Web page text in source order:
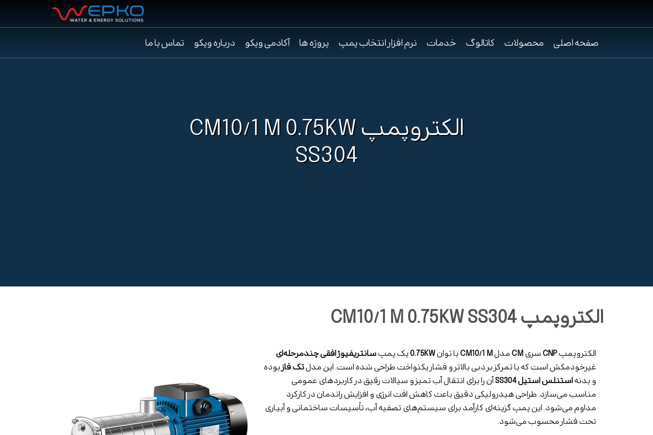
صفحه اصلی محصولات کاتالوگ خدمات نرم افزار انتخاب پمپ پروژه ها آکادمی وپکو درباره وپکو تماس با ما
الکتروپمپ CM10/1 M 0.75KW
SS304
الکتروپمپ CM10/1 M 0.75KW SS304
الکتروپمپCNPسریCMمدلCM10/1 Mبا توان0.75KWیک پمپسانتریفیوژ افقی چندمرحله‌ای
غیرخودمکش است که با تمرکز بر دبی بالاتر و فشار یکنواخت طراحی شده است. این مدلتک فازبوده
و بدنهاستنلس استیل SS304
آن را برای انتقال آب تمیز و سیالات رقیق در کاربردهای عمومی
مناسب می‌سازد. طراحی هیدرولیکی دقیق باعث کاهش افت انرژی و افزایش راندمان در کارکرد
مداوم می‌شود. این پمپ گزینه‌ای کارآمد برای سیستم‌های تصفیه آب، تأسیسات ساختمانی و آبیاری
تحت فشار محسوب می‌شود.